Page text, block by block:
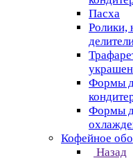
Пасха
Ролики,
Формы
Формы
Кофейное
Назад